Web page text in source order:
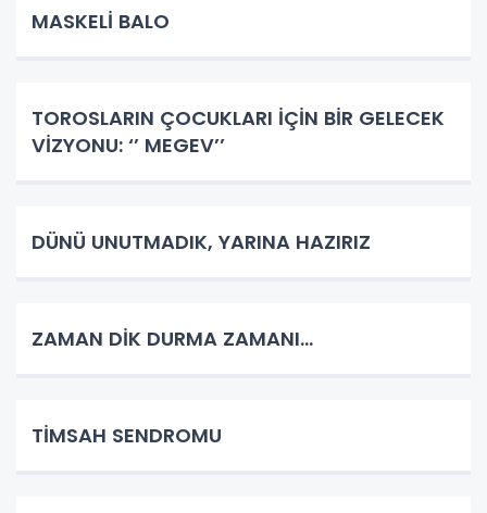
MASKELİ BALO
TOROSLARIN ÇOCUKLARI İÇİN BİR GELECEK
VİZYONU: ‘’ MEGEV’’
DÜNÜ UNUTMADIK, YARINA HAZIRIZ
ZAMAN DİK DURMA ZAMANI…
TİMSAH SENDROMU